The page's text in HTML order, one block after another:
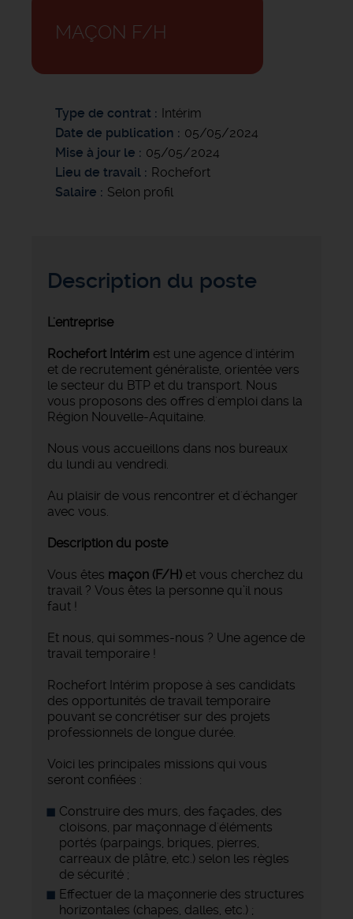
MAÇON F/H
Type de contrat
Intérim
Date de publication
05/05/2024
Mise à jour le
05/05/2024
Lieu de travail
Rochefort
Salaire
Selon profil
Description du poste
L'entreprise
Rochefort Intérim est une agence d'intérim
et de recrutement généraliste, orientée vers
le secteur du BTP et du transport. Nous
vous proposons des offres d'emploi dans la
Région Nouvelle-Aquitaine.
Nous vous accueillons dans nos bureaux
du lundi au vendredi.
Au plaisir de vous rencontrer et d'échanger
avec vous.
Description du poste
Vous êtes maçon (F/H) et vous cherchez du
travail ? Vous êtes la personne qu’il nous
faut !
Et nous, qui sommes-nous ? Une agence de
travail temporaire !
Rochefort Intérim propose à ses candidats
des opportunités de travail temporaire
pouvant se concrétiser sur des projets
professionnels de longue durée.
Voici les principales missions qui vous
seront confiées :
Construire des murs, des façades, des
cloisons, par maçonnage d'éléments
portés (parpaings, briques, pierres,
carreaux de plâtre, etc.) selon les règles
de sécurité ;
Effectuer de la maçonnerie des structures
horizontales (chapes, dalles, etc.) ;